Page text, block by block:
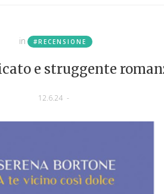
in #RECENSIONE
e struggente
12.6.24 -